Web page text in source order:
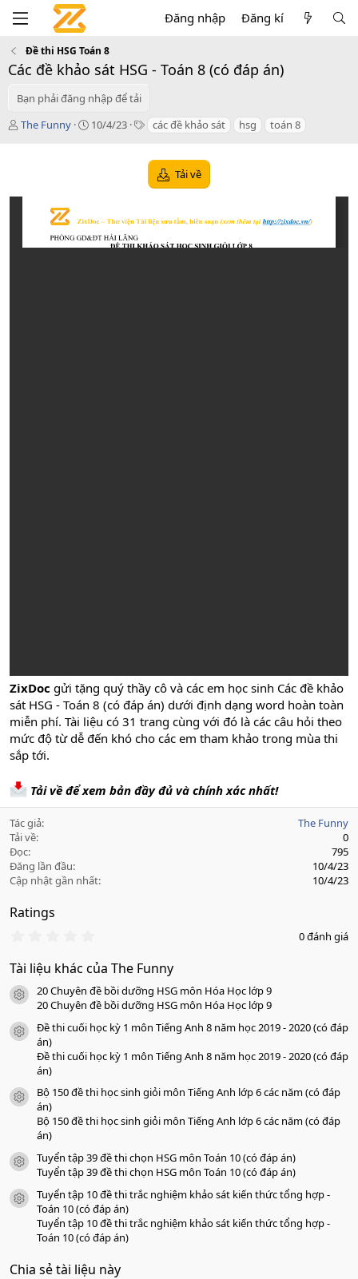
Đăng nhập Đăng kí
Đề thi HSG Toán 8
Các đề khảo sát HSG - Toán 8 (có đáp án)
Bạn phải đăng nhập để tải
T
ả
The Funny
C
n
d
10/4/23
T
s
các đề khảo sát hsg toán 8
Tải về
ZixDoc gửi tặng quý thầy cô và các em học sinh Các đề khảo
sát HSG - Toán 8 (có đáp án) dưới định dạng word hoàn toàn
miễn phí. Tài liệu có 31 trang cùng với đó là các câu hỏi theo
mức độ từ dễ đến khó cho các em tham khảo trong mùa thi
sắp tới.
Tải về để xem bản đầy đủ và chính xác nhất!
Tác giả
The Funny
Tải về
0
Đọc
795
Đăng lần đầu
10/4/23
Cập nhật gần nhất
10/4/23
Ratings
0
0
s
a
o
0 đánh giá
Tài liệu khác của The Funny
icon tài liệu
20 Chuyên đề bồi dưỡng HSG môn Hóa Học lớp 9
20 Chuyên đề bồi dưỡng HSG môn Hóa Học lớp 9
icon tài liệu
Đề thi cuối học kỳ 1 môn Tiếng Anh 8 năm học 2019 - 2020 (có đáp
án)
Đề thi cuối học kỳ 1 môn Tiếng Anh 8 năm học 2019 - 2020 (có đáp
án)
icon tài liệu
Bộ 150 đề thi học sinh giỏi môn Tiếng Anh lớp 6 các năm (có đáp
án)
Bộ 150 đề thi học sinh giỏi môn Tiếng Anh lớp 6 các năm (có đáp
án)
icon tài liệu
Tuyển tập 39 đề thi chọn HSG môn Toán 10 (có đáp án)
Tuyển tập 39 đề thi chọn HSG môn Toán 10 (có đáp án)
icon tài liệu
Tuyển tập 10 đề thi trắc nghiệm khảo sát kiến thức tổng hợp -
Toán 10 (có đáp án)
Tuyển tập 10 đề thi trắc nghiệm khảo sát kiến thức tổng hợp -
Toán 10 (có đáp án)
Chia sẻ tài liệu này